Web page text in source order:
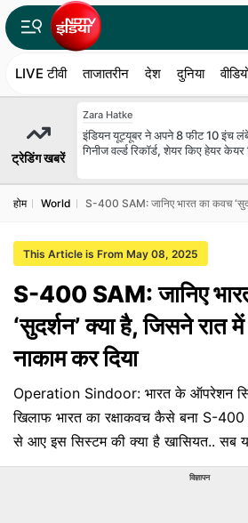
LIVE टीवी ताजातरीन देश दुनिया
ट्रेडिंग खबरें
Zara Hatke
इंडियन यूट्यूबर ने अपने 8 फीट 10 इंच लंबे
गिनीज वर्ल्ड रिकॉर्ड, शेयर किए हेयर केयर
होम World S-400 SAM: जानिए भारत का कवच
This Article is From May 08, 2025
S-400 SAM: जानिए
‘सुदर्शन’ क्या है, जिसने रात
नाकाम कर दिया
Operation Sindoor: भारत के ऑपरेशन
खिलाफ भारत का रक्षाकवच कैसे बना S-
से आए इस सिस्टम की क्या है खासियत.. सब
विज्ञापन